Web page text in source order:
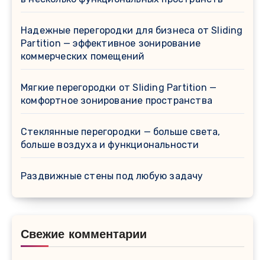
Надежные перегородки для бизнеса от Sliding
Partition — эффективное зонирование
коммерческих помещений
Мягкие перегородки от Sliding Partition —
комфортное зонирование пространства
Стеклянные перегородки — больше света,
больше воздуха и функциональности
Раздвижные стены под любую задачу
Свежие комментарии